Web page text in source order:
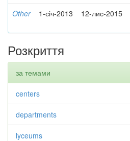
Other 1-січ-2013 12-лис-2015
Розкриття
за темами
centers
departments
lyceums